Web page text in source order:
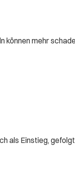
mehr
als Einstieg,